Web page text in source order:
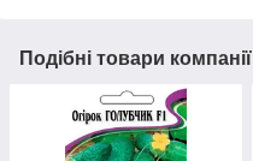
Подібні товари компанії